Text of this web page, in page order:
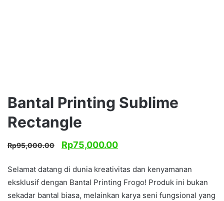
Bantal Printing Sublime
Rectangle
Rp95,000.00
Harga
adalah:
Rp95,000.00.
Rp75,000.00Harga
ini
adalah:
Rp75,000.00.
Selamat datang di dunia kreativitas dan kenyamanan
eksklusif dengan Bantal Printing Frogo! Produk ini bukan
sekadar bantal biasa, melainkan karya seni fungsional yang